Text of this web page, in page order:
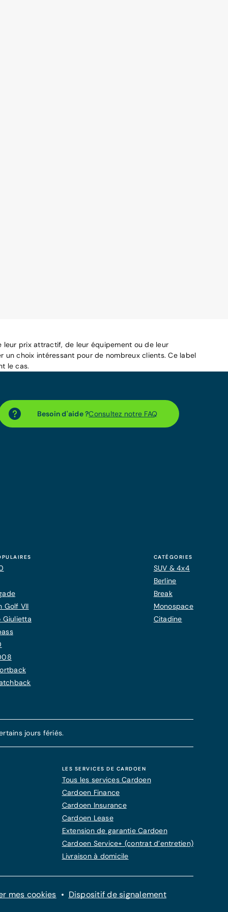
leur prix attractif, de leur équipement ou de leur
un choix intéressant pour de nombreux clients. Ce label
le cas.
Besoin d'aide ?Consultez notre FAQ
Golf VII
Giulietta
CATÉGORIES
SUV & 4x4
Berline
Break
Monospace
Citadine
jours fériés.
LES SERVICES DE CARDOEN
Tous les services Cardoen
Cardoen Finance
Cardoen Insurance
Cardoen Lease
Extension de garantie Cardoen
Cardoen Service+ (contrat d’entretien)
Livraison à domicile
mes cookies Dispositif de signalement